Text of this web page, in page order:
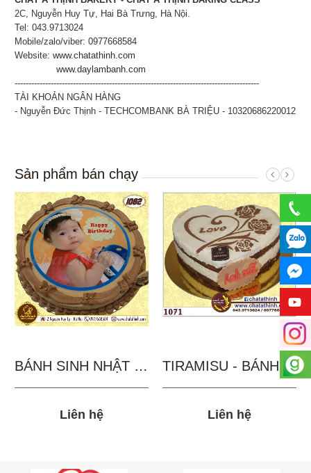
2C, Nguyễn Huy Tự, Hai Bà Trưng, Hà Nội.
Tel: 043.9713024
Mobile/zalo/viber: 0977668584
Website:www.chatathinh.com
www.daylambanh.com
----------------------------------------------------------------------------------------
TÀI KHOẢN NGÂN HÀNG
- Nguyễn Đức Thịnh - TECHCOMBANK BÀ TRIỆU - 10320686220012
Sản phẩm bán chạy
BÁNH SINH NHẬT IN...
Liên hệ
TIRAMISU - BÁNH TẶNG...
Liên hệ